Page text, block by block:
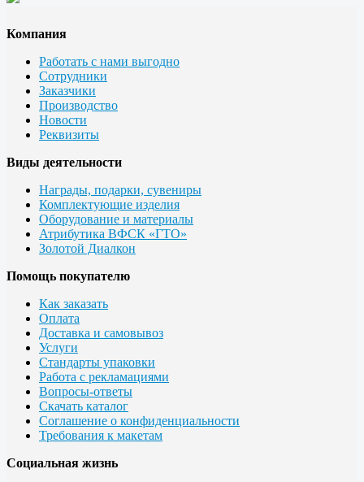
Компания
Работать с нами выгодно
Сотрудники
Заказчики
Производство
Новости
Реквизиты
Виды деятельности
Награды, подарки, сувениры
Комплектующие изделия
Оборудование и материалы
Атрибутика ВФСК «ГТО»
Золотой Диалкон
Помощь покупателю
Как заказать
Оплата
Доставка и самовывоз
Услуги
Стандарты упаковки
Работа с рекламациями
Вопросы-ответы
Скачать каталог
Соглашение о конфиденциальности
Требования к макетам
Социальная жизнь